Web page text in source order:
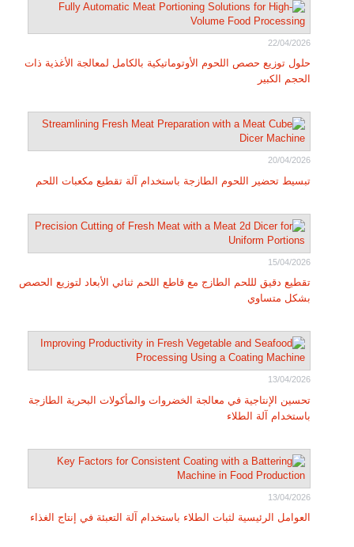
22/04/2026
حلول توزيع حصص اللحوم الأوتوماتيكية بالكامل لمعالجة الأغذية ذات
الحجم الكبير
20/04/2026
تبسيط تحضير اللحوم الطازجة باستخدام آلة تقطيع مكعبات اللحم
15/04/2026
تقطيع دقيق لللحم الطازج مع قاطع اللحم ثنائي الأبعاد لتوزيع الحصص
بشكل متساوي
13/04/2026
تحسين الإنتاجية في معالجة الخضروات والمأكولات البحرية الطازجة
باستخدام آلة الطلاء
13/04/2026
العوامل الرئيسية لثبات الطلاء باستخدام آلة التعبئة في إنتاج الغذاء